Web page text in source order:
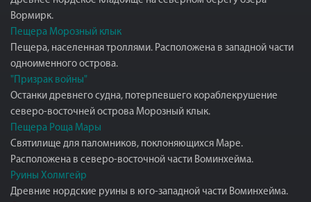
Вормирк.
Пещера Морозный клык
Пещера, населенная троллями. Расположена в западной части
одноименного острова.
"Призрак войны"
Останки древнего судна, потерпевшего кораблекрушение
северо-восточней острова Морозный клык.
Пещера Роща Мары
Святилище для паломников, поклоняющихся Маре.
Расположена в северо-восточной части Воминхейма.
Руины Холмгейр
Древние нордские руины в юго-западной части Воминхейма.